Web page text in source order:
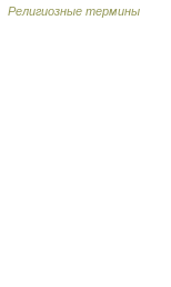
Религиозные термины